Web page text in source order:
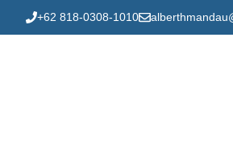
to
+62 818-0308-1010